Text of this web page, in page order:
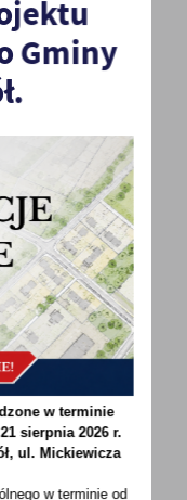
nam swoją opinię
a Twoje zdanie
Gminy
w terminie
sierpnia 2026 r.
ul. Mickiewicza
w terminie od